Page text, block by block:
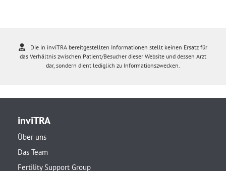
Die in inviTRA bereitgestellten Informationen stellt keinen Ersatz für
das Verhältnis zwischen Patient/Besucher dieser Website und dessen Arzt
dar, sondern dient lediglich zu Informationszwecken.
inviTRA
Über uns
Das Team
Fertility Support Group